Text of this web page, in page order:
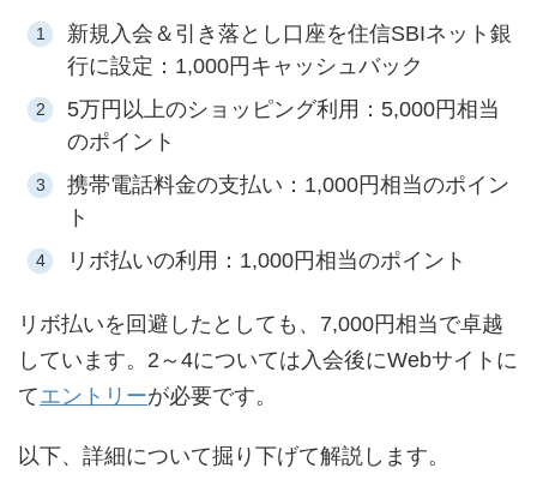
新規入会＆引き落とし口座を住信SBIネット銀
行に設定：1,000円キャッシュバック
5万円以上のショッピング利用：5,000円相当
のポイント
携帯電話料金の支払い：1,000円相当のポイン
ト
リボ払いの利用：1,000円相当のポイント
リボ払いを回避したとしても、7,000円相当で卓越
しています。2～4については入会後にWebサイトに
てエントリーが必要です。
以下、詳細について掘り下げて解説します。